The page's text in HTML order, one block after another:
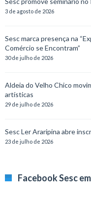
3 de agosto de 2026
Sesc marca presença na
Comércio se Encontram”
30 de julho de 2026
Aldeia do Velho Chico
artísticas
29 de julho de 2026
Sesc Ler Araripina abre
23 de julho de 2026
Facebook Sesc